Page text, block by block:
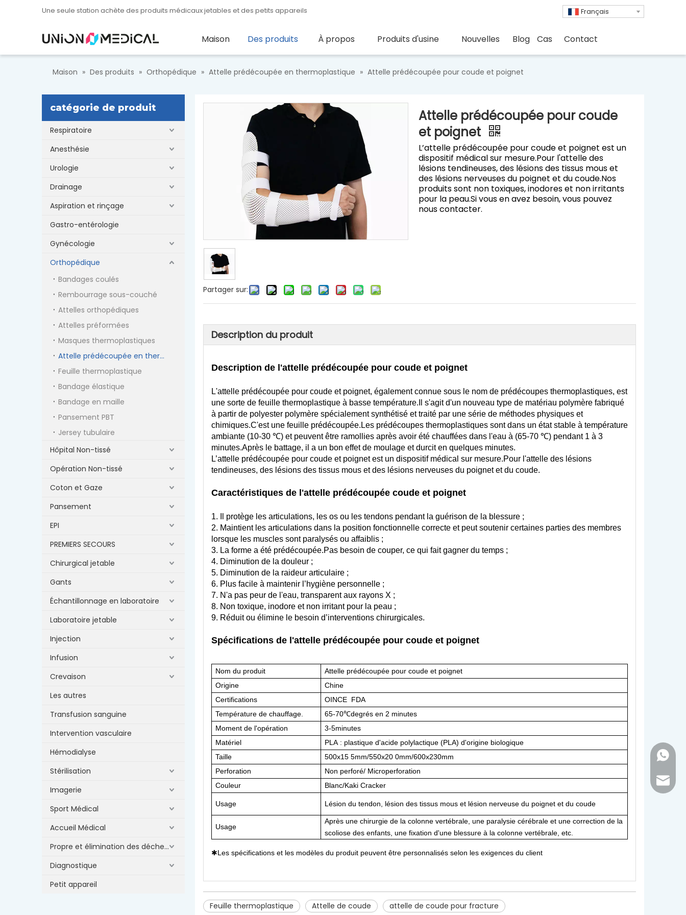
Une seule station achète des produits médicaux jetables et des petits appareils Français
Maison Des produits À propos Produits d'usine Nouvelles Blog Cas Contact
Maison » Des produits » Orthopédique » Attelle prédécoupée en thermoplastique » Attelle prédécoupée pour coude et poignet
catégorie de produit
Respiratoire
Anesthésie
Urologie
Drainage
Aspiration et rinçage
Gastro-entérologie
Gynécologie
Orthopédique
Bandages coulés
Rembourrage sous-couché
Attelles orthopédiques
Attelles préformées
Masques thermoplastiques
Attelle prédécoupée en thermoplastique
Feuille thermoplastique
Bandage élastique
Bandage en maille
Pansement PBT
Jersey tubulaire
Hôpital Non-tissé
Opération Non-tissé
Coton et Gaze
Pansement
EPI
PREMIERS SECOURS
Chirurgical jetable
Gants
Échantillonnage en laboratoire
Laboratoire jetable
Injection
Infusion
Crevaison
Les autres
Transfusion sanguine
Intervention vasculaire
Hémodialyse
Stérilisation
Imagerie
Sport Médical
Accueil Médical
Propre et élimination des déchets
Diagnostique
Petit appareil
Partager sur:
Attelle prédécoupée pour coude
et poignet
L’attelle prédécoupée pour coude et poignet est un
dispositif médical sur mesure.Pour l'attelle des
lésions tendineuses, des lésions des tissus mous et
des lésions nerveuses du poignet et du coude.Nos
produits sont non toxiques, inodores et non irritants
pour la peau.Si vous en avez besoin, vous pouvez
nous contacter.
Description du produit
Description de l'attelle prédécoupée pour coude et poignet
L'attelle prédécoupée pour coude et poignet, également connue sous le nom de prédécoupes thermoplastiques, est
une sorte de feuille thermoplastique à basse température.Il s'agit d'un nouveau type de matériau polymère fabriqué
à partir de polyester polymère spécialement synthétisé et traité par une série de méthodes physiques et
chimiques.C'est une feuille prédécoupée.Les prédécoupes thermoplastiques sont dans un état stable à température
ambiante (10-30 ℃) et peuvent être ramollies après avoir été chauffées dans l'eau à (65-70 ℃) pendant 1 à 3
minutes.Après le battage, il a un bon effet de moulage et durcit en quelques minutes.
L’attelle prédécoupée pour coude et poignet est un dispositif médical sur mesure.Pour l'attelle des lésions
tendineuses, des lésions des tissus mous et des lésions nerveuses du poignet et du coude.
Caractéristiques de l'attelle prédécoupée coude et poignet
1. Il protège les articulations, les os ou les tendons pendant la guérison de la blessure ;
2. Maintient les articulations dans la position fonctionnelle correcte et peut soutenir certaines parties des membres
lorsque les muscles sont paralysés ou affaiblis ;
3. La forme a été prédécoupée.Pas besoin de couper, ce qui fait gagner du temps ;
4. Diminution de la douleur ;
5. Diminution de la raideur articulaire ;
6. Plus facile à maintenir l’hygiène personnelle ;
7. N'a pas peur de l'eau, transparent aux rayons X ;
8. Non toxique, inodore et non irritant pour la peau ;
9. Réduit ou élimine le besoin d’interventions chirurgicales.
Spécifications de l'attelle prédécoupée pour coude et poignet
Nom du produit
Attelle prédécoupée pour coude et poignet
Origine
Chine
Certifications
OINCE FDA
Température de chauffage.
65-70℃degrés en 2 minutes
Moment de l'opération
3-5minutes
Matériel
PLA : plastique d'acide polylactique (PLA) d'origine biologique
Taille
500x15 5mm/550x20 0mm/600x230mm
Perforation
Non perforé/ Microperforation
Couleur
Blanc/Kaki Cracker
Usage Lésion du tendon, lésion des tissus mous et lésion nerveuse du poignet et du coude
Usage
Après une chirurgie de la colonne vertébrale, une paralysie cérébrale et une correction de la
scoliose des enfants, une fixation d'une blessure à la colonne vertébrale, etc.
✱Les spécifications et les modèles du produit peuvent être personnalisés selon les exigences du client
Feuille thermoplastique Attelle de coude attelle de coude pour fracture
+86 -